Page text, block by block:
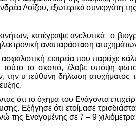
Λοΐζου, εξωτερικό συνεργάτη
κατέγραψε αναλυτικά το
αναπαράσταση
εταιρεία που παρείχε
το σκοπό, έλαβε υπόψη
την υπεύθυνη δήλωση ατυχήματος
ότι το όχημα του Ενάγοντα
Εξήγησε ότι ετοίμασε
της Εναγομένης σε 7 – 9